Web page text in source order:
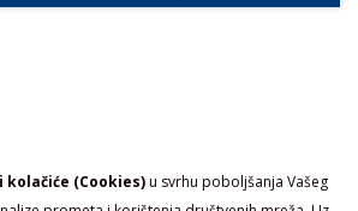
(Cookies)u svrhu poboljšanja Vašeg